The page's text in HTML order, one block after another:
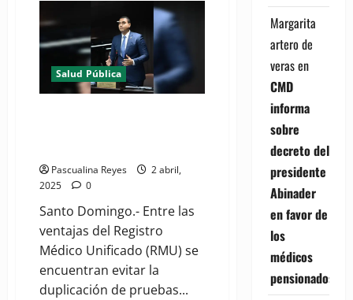
Salud
convoca
al
concurso
de
Residencias
Médicas
2025
Salud Pública
Pascualina Reyes
2 abril,
2025
0
Santo Domingo.- Entre las
ventajas del Registro
Médico Unificado (RMU) se
encuentran evitar la
duplicación de pruebas...
Margarita
artero de
verasen
CMD
informa
sobre
decreto del
presidente
Abinader
en favor de
los
médicos
pensionados